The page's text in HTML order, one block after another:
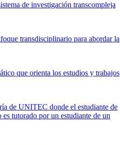
de investigación transcompleja
transdisciplinario para abordar la
que orienta los estudios y trabajos
de UNITEC donde el estudiante de
tutorado por un estudiante de un